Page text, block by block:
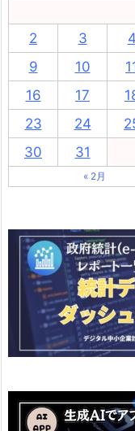
2
3 4
9
10
16
17
23
24
30
31
« 2月